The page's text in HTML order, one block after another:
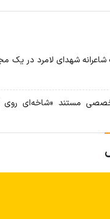
شاعرانه شهدای لامرد در یک
مستند «شاخه‌ای روی